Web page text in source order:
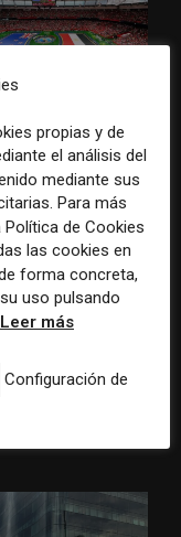
a los
de última hora:
de USA Today
Mundial de...
solo para producir
no transformará
propias y de
el análisis del
mediante sus
Para más
de Cookies
las cookies en
forma concreta,
uso pulsando
Leer más
Configuración de